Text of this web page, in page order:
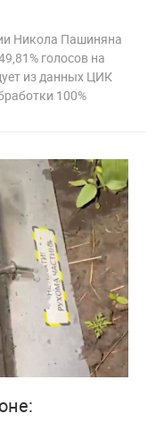
Никола Пашиняна
голосов на
из данных ЦИК
100%